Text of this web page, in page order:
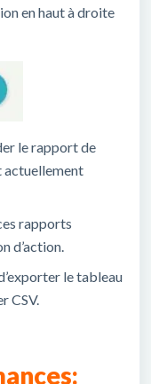
en haut à droite
le rapport de
actuellement
rapports
d’action.
le tableau
CSV.